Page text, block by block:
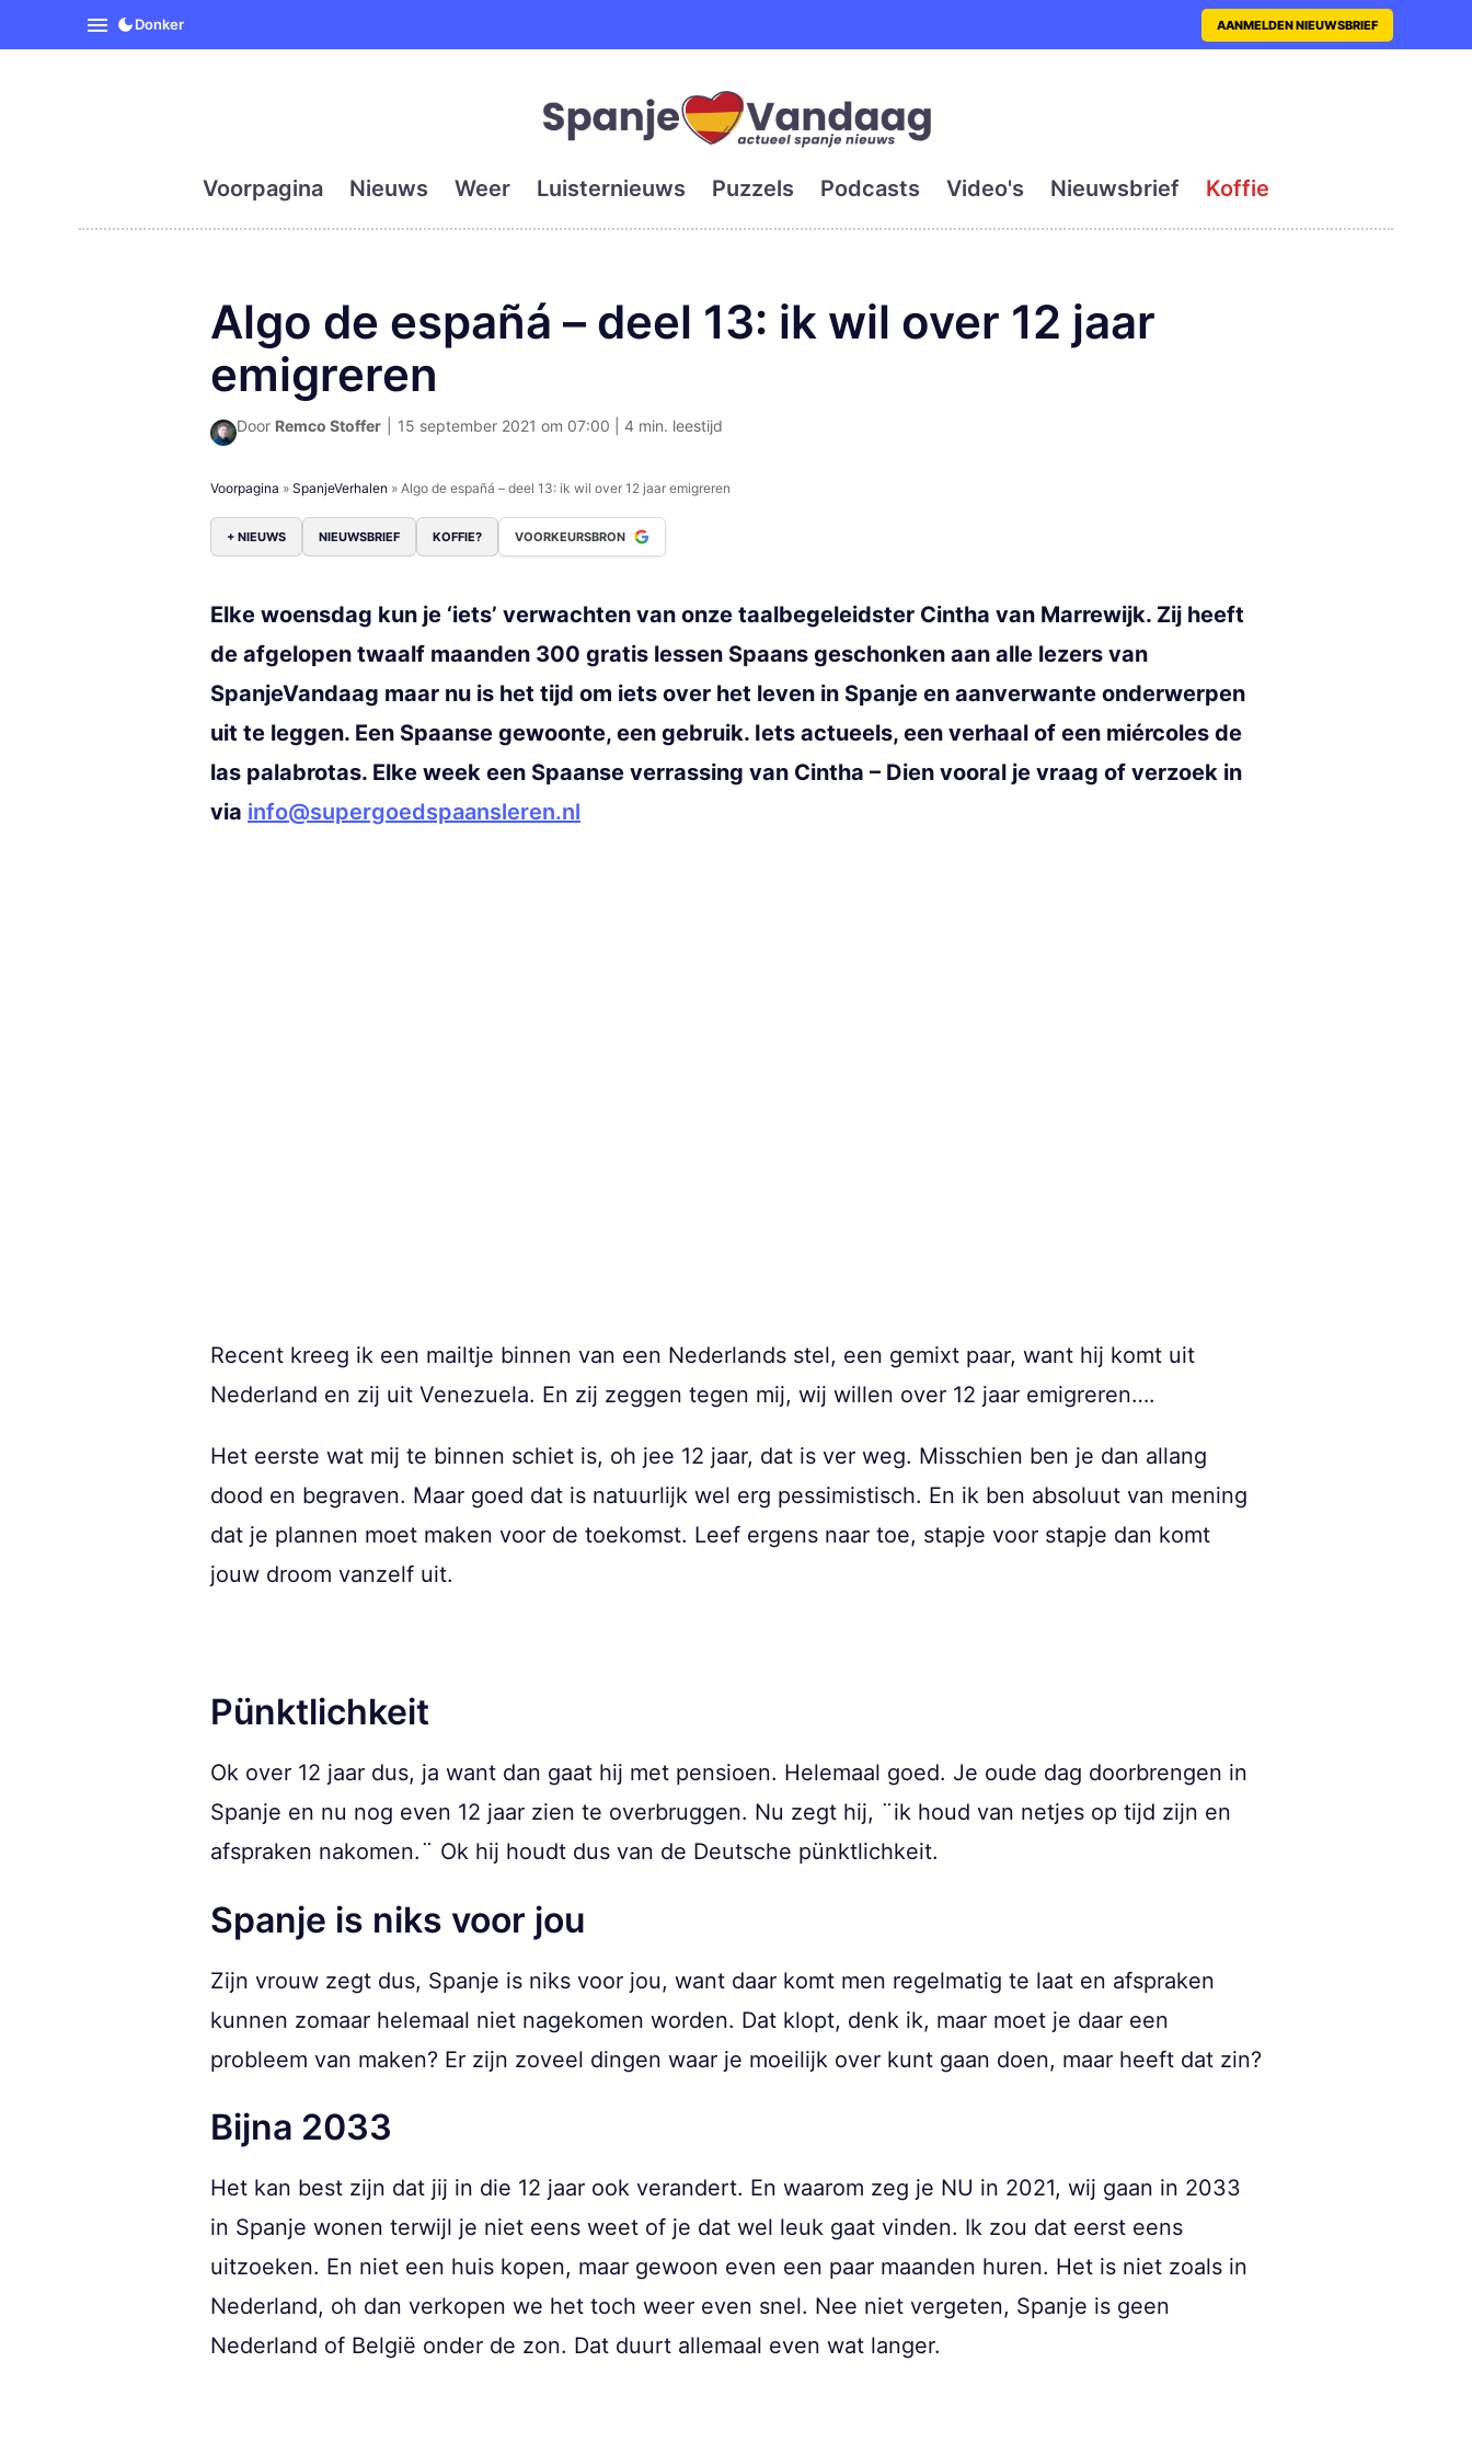
SpanjeVandaag is de eerste en grootste digitale krant met actueel en
Donker AANMELDEN NIEUWSBRIEF
Voorpagina Nieuws Weer Luisternieuws Puzzels Podcasts Video's Nieuwsbrief Koffie
Algo de españá – deel 13: ik wil over 12 jaar
emigreren
Door Remco Stoffer 15 september 2021 om 07:00 | 4 min. leestijd
Voorpagina » SpanjeVerhalen » Algo de españá – deel 13: ik wil over 12 jaar emigreren
+ NIEUWS NIEUWSBRIEF KOFFIE? VOORKEURSBRON
Elke woensdag kun je ‘iets’ verwachten van onze taalbegeleidster Cintha van Marrewijk. Zij heeft
de afgelopen twaalf maanden 300 gratis lessen Spaans geschonken aan alle lezers van
SpanjeVandaag maar nu is het tijd om iets over het leven in Spanje en aanverwante onderwerpen
uit te leggen. Een Spaanse gewoonte, een gebruik. Iets actueels, een verhaal of een miércoles de
las palabrotas. Elke week een Spaanse verrassing van Cintha – Dien vooral je vraag of verzoek in
via info@supergoedspaansleren.nl
Recent kreeg ik een mailtje binnen van een Nederlands stel, een gemixt paar, want hij komt uit
Nederland en zij uit Venezuela. En zij zeggen tegen mij, wij willen over 12 jaar emigreren….
Het eerste wat mij te binnen schiet is, oh jee 12 jaar, dat is ver weg. Misschien ben je dan allang
dood en begraven. Maar goed dat is natuurlijk wel erg pessimistisch. En ik ben absoluut van mening
dat je plannen moet maken voor de toekomst. Leef ergens naar toe, stapje voor stapje dan komt
jouw droom vanzelf uit.
Pünktlichkeit
Ok over 12 jaar dus, ja want dan gaat hij met pensioen. Helemaal goed. Je oude dag doorbrengen in
Spanje en nu nog even 12 jaar zien te overbruggen. Nu zegt hij, ¨ik houd van netjes op tijd zijn en
afspraken nakomen.¨ Ok hij houdt dus van de Deutsche pünktlichkeit.
Spanje is niks voor jou
Zijn vrouw zegt dus, Spanje is niks voor jou, want daar komt men regelmatig te laat en afspraken
kunnen zomaar helemaal niet nagekomen worden. Dat klopt, denk ik, maar moet je daar een
probleem van maken? Er zijn zoveel dingen waar je moeilijk over kunt gaan doen, maar heeft dat zin?
Bijna 2033
Het kan best zijn dat jij in die 12 jaar ook verandert. En waarom zeg je NU in 2021, wij gaan in 2033
in Spanje wonen terwijl je niet eens weet of je dat wel leuk gaat vinden. Ik zou dat eerst eens
uitzoeken. En niet een huis kopen, maar gewoon even een paar maanden huren. Het is niet zoals in
Nederland, oh dan verkopen we het toch weer even snel. Nee niet vergeten, Spanje is geen
Nederland of België onder de zon. Dat duurt allemaal even wat langer.